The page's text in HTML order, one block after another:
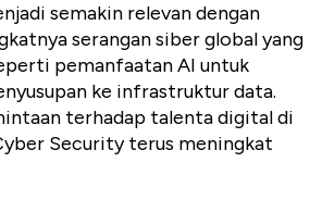
semakin relevan dengan
serangan siber global yang
pemanfaatan AI untuk
ke infrastruktur data.
terhadap talenta digital di
Security terus meningkat